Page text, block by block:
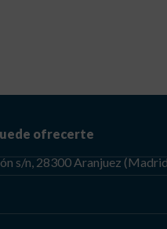
ofrecerte
s/n, 28300 Aranjuez